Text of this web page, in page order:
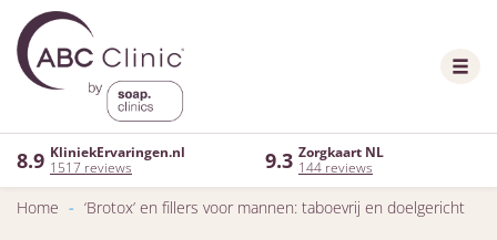
8.9 KliniekErvaringen.nl
1517 reviews
9.3 Zorgkaart NL
144 reviews
Home - ‘Brotox’ en fillers voor mannen: taboevrij en doelgericht